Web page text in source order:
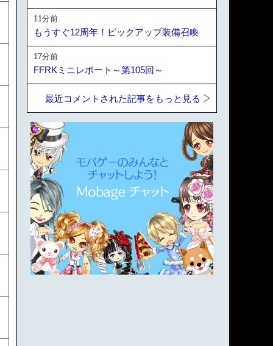
11分前
もうすぐ12周年！ピックアップ装備召喚
17分前
FFRKミニレポート～第105回～
最近コメントされた記事をもっと見る